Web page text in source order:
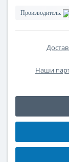
Производитель:
Наши